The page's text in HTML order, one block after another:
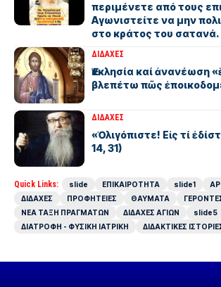
περιμένετε από τους
Αγωνιστείτε να μην
στο κράτος του σατανά.
ΔΙΔΑΧΕΣ
Ἐκκλησία καί ἀνανέωση
βλεπέτω πῶς
ΔΙΔΑΧΕΣ
«Ὀλιγόπιστε! Εἰς τί
14, 31)
Quick Links: slide ΕΠΙΚΑΙΡΟΤΗΤΑ slide1
ΔΙΔΑΧΕΣ
ΠΡΟΦΗΤΕΙΕΣ ΘΑΥΜΑΤΑ
ΝΕΑ ΤΑΞΗ ΠΡΑΓΜΑΤΩΝ
ΔΙΔΑΧΕΣ ΑΓΙΩΝ
slide5
ΔΙΑΤΡΟΦΗ - ΦΥΣΙΚΗ ΙΑΤΡΙΚΗ
ΔΙΔΑΚΤΙΚΕΣ